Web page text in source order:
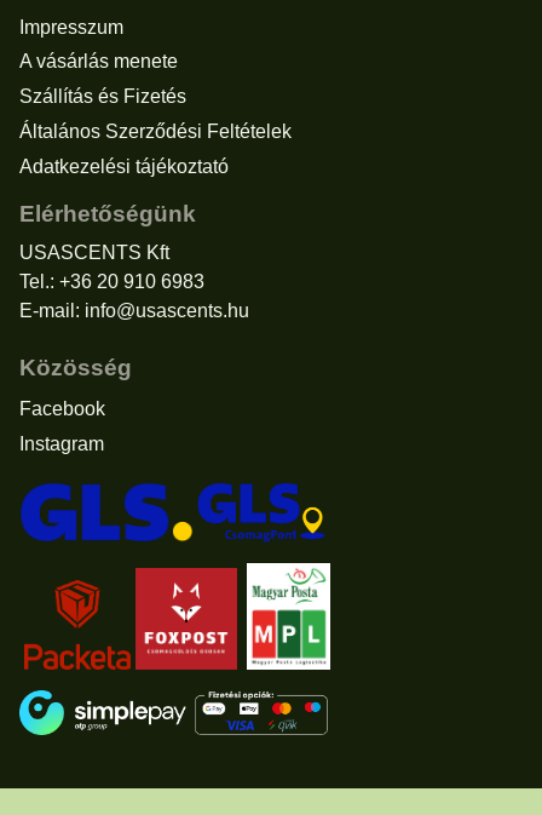
Impresszum
A vásárlás menete
Szállítás és Fizetés
Általános Szerződési Feltételek
Adatkezelési tájékoztató
Elérhetőségünk
USASCENTS Kft
Tel.: +36 20 910 6983
E-mail: info@usascents.hu
Közösség
Facebook
Instagram